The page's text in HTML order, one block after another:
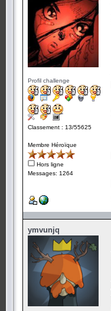
Profil challenge
Classement : 13/55625
Membre Héroïque
Hors ligne
Messages: 1264
ymvunjq